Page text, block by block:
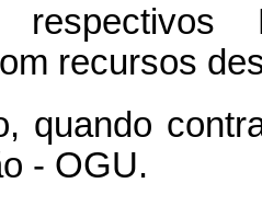
recursos
quando
- OGU.